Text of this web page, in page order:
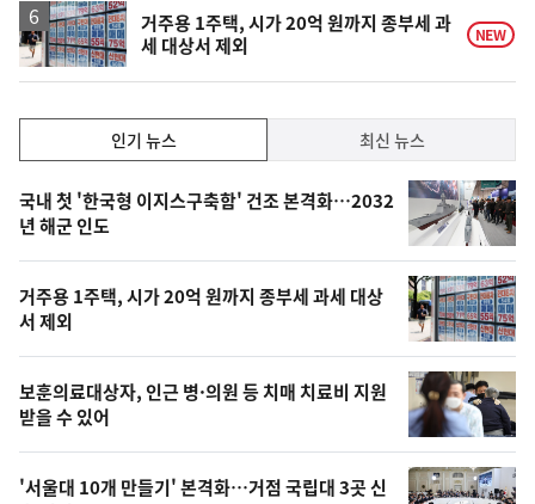
락
거주용 1주택, 시가 20억 원까지 종부세 과
세 대상서 제외
NEW
기,
최
신,
오
늘
의
영
상
오
인기 뉴스 최신 뉴스
기
뉴
스
국내 첫 '한국형 이지스구축함' 건조 본격화…2032
년 해군 인도
거주용 1주택, 시가 20억 원까지 종부세 과세 대상
서 제외
보훈의료대상자, 인근 병·의원 등 치매 치료비 지원
받을 수 있어
'서울대 10개 만들기' 본격화…거점 국립대 3곳 신